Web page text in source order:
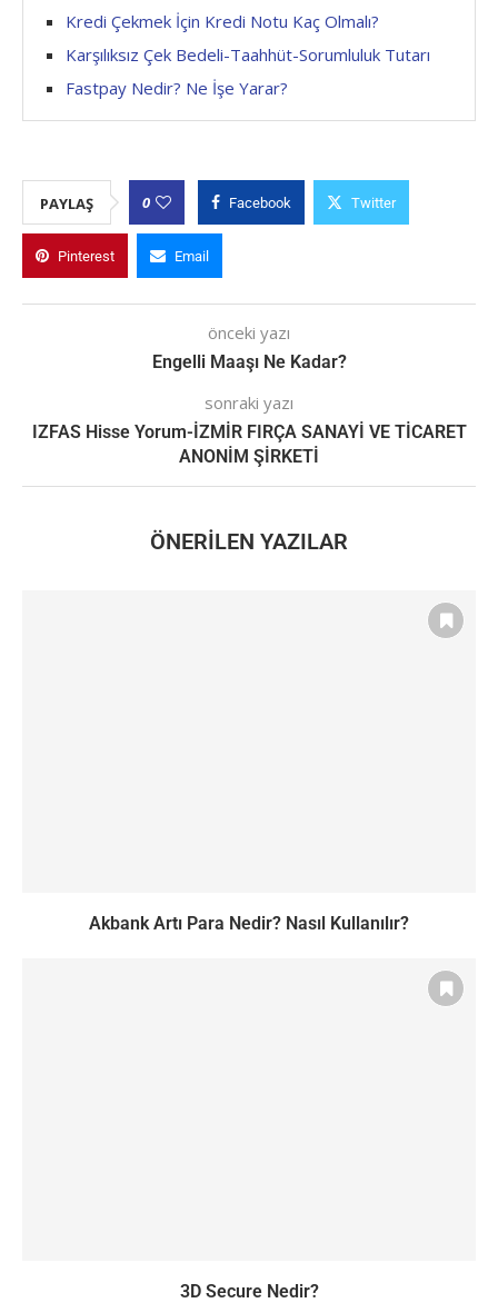
Kredi Çekmek İçin Kredi Notu Kaç Olmalı?
Karşılıksız Çek Bedeli-Taahhüt-Sorumluluk Tutarı
Fastpay Nedir? Ne İşe Yarar?
PAYLAŞ 0 Facebook Twitter
Pinterest Email
önceki yazı
Engelli Maaşı Ne Kadar?
sonraki yazı
IZFAS Hisse Yorum-İZMİR FIRÇA SANAYİ VE TİCARET
ANONİM ŞİRKETİ
ÖNERILEN YAZILAR
Akbank Artı Para Nedir? Nasıl Kullanılır?
3D Secure Nedir?